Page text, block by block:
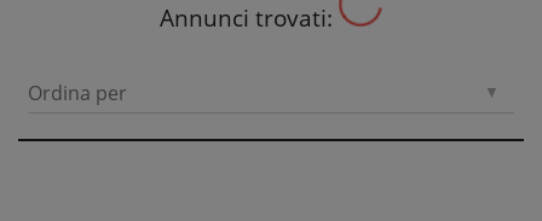
Annunci trovati:
Ordina per